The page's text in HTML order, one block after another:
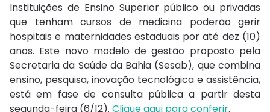
Instituições de Ensino Superior público ou privadas
que tenham cursos de medicina poderão gerir
hospitais e maternidades estaduais por até dez (10)
anos. Este novo modelo de gestão proposto pela
Secretaria da Saúde da Bahia (Sesab), que combina
ensino, pesquisa, inovação tecnológica e assistência,
está em fase de consulta pública a partir desta
segunda-feira (6/12). Clique aqui para conferir.